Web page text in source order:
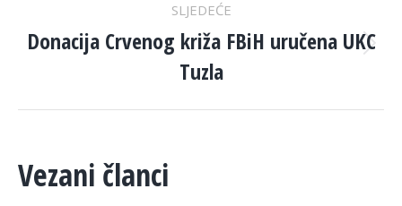
SLJEDEĆE
Next
post:
Donacija Crvenog križa FBiH uručena UKC
Tuzla
Vezani članci